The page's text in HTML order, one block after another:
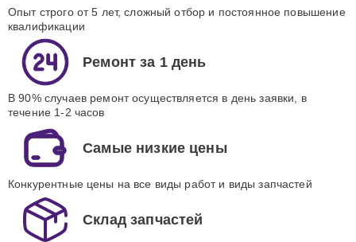
Опыт строго от 5 лет, сложный отбор и постоянное повышение
квалификации
Ремонт за 1 день
В 90% случаев ремонт осуществляется в день заявки, в
течение 1-2 часов
Самые низкие цены
Конкурентные цены на все виды работ и виды запчастей
Склад запчастей